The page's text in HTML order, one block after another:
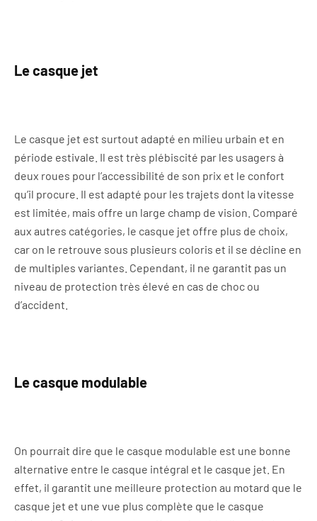
Le casque jet
Le casque jet est surtout adapté en milieu urbain et en
période estivale. Il est très plébiscité par les usagers à
deux roues pour l’accessibilité de son prix et le confort
qu’il procure. Il est adapté pour les trajets dont la vitesse
est limitée, mais offre un large champ de vision. Comparé
aux autres catégories, le casque jet offre plus de choix,
car on le retrouve sous plusieurs coloris et il se décline en
de multiples variantes. Cependant, il ne garantit pas un
niveau de protection très élevé en cas de choc ou
d’accident.
Le casque modulable
On pourrait dire que le casque modulable est une bonne
alternative entre le casque intégral et le casque jet. En
effet, il garantit une meilleure protection au motard que le
casque jet et une vue plus complète que le casque